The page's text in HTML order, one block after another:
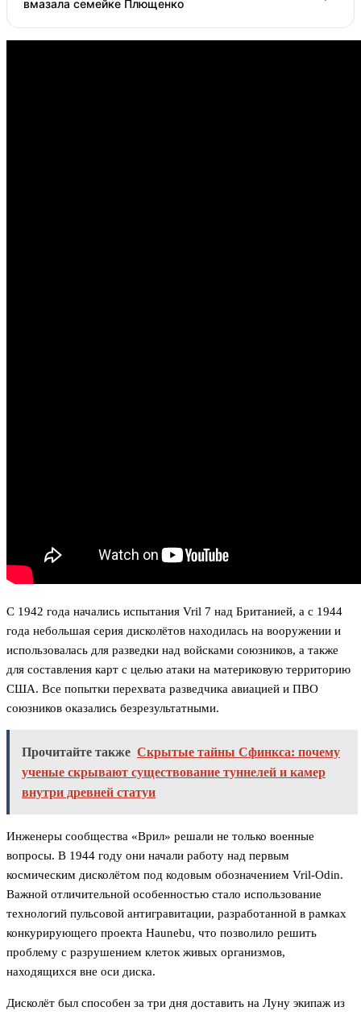
вмазала семейке Плющенко
С 1942 года начались испытания Vril 7 над Британией, а с 1944
года небольшая серия дисколётов находилась на вооружении и
использовалась для разведки над войсками союзников, а также
для составления карт с целью атаки на материковую территорию
США. Все попытки перехвата разведчика авиацией и ПВО
союзников оказались безрезультатными.
Прочитайте также Скрытые тайны Сфинкса: почему
ученые скрывают существование туннелей и камер
внутри древней статуи
Инженеры сообщества «Врил» решали не только военные
вопросы. В 1944 году они начали работу над первым
космическим дисколётом под кодовым обозначением Vril-Odin.
Важной отличительной особенностью стало использование
технологий пульсовой антигравитации, разработанной в рамках
конкурирующего проекта Haunebu, что позволило решить
проблему с разрушением клеток живых организмов,
находящихся вне оси диска.
Дисколёт был способен за три дня доставить на Луну экипаж из